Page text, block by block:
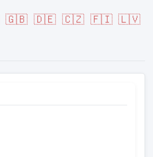
🇬🇧 🇩🇪 🇨🇿 🇫🇮 🇱🇻